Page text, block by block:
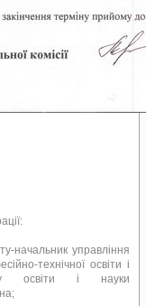
начальник управління
технічної освіти і
освіти і науки